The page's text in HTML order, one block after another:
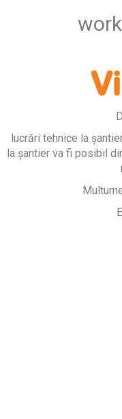
lucrări tehnice la
la șantier va fi posibil